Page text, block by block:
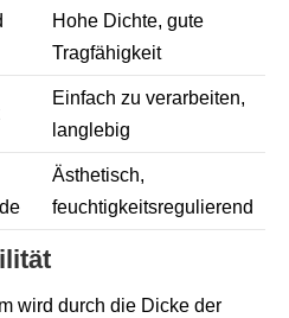
Hohe Dichte, gute
Tragfähigkeit
Einfach zu verarbeiten,
langlebig
Ästhetisch,
feuchtigkeitsregulierend
wird durch die Dicke der